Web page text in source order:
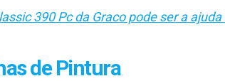
390 Pc da Graco pode ser a
de Pintura